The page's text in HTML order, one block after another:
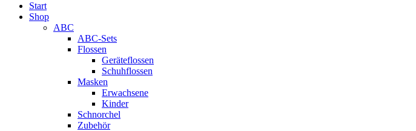
Start
Shop
ABC
ABC-Sets
Flossen
Geräteflossen
Schuhflossen
Masken
Erwachsene
Kinder
Schnorchel
Zubehör